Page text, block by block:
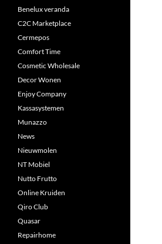
Benelux veranda
C2C Marketplace
Cermepos
Comfort Time
Cosmetic Wholesale
Decor Wonen
Enjoy Company
Kassasystemen
Munazzo
News
Nieuwmolen
NT Mobiel
Nutto Frutto
Online Kruiden
Qiro Club
Quasar
Repairhome